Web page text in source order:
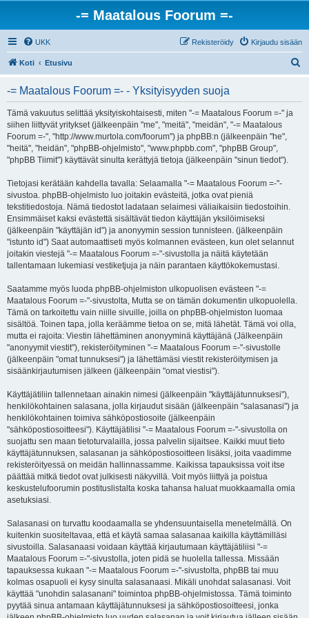
-= Maatalous Foorum =-
UKK Kirjaudu sisään
Rekisteröidy
Koti Etusivu
-= Maatalous Foorum =- - Yksityisyyden suoja
Tämä vakuutus selittää yksityiskohtaisesti, miten "-= Maatalous Foorum =-" ja
siihen liittyvät yritykset (jälkeenpäin "me", "meitä", "meidän", "-= Maatalous
Foorum =-", "http://www.murtola.com/foorum") ja phpBB:n (jälkeenpäin "he",
"heitä", "heidän", "phpBB-ohjelmisto", "www.phpbb.com", "phpBB Group",
"phpBB Tiimit") käyttävät sinulta kerättyjä tietoja (jälkeenpäin "sinun tiedot").
Tietojasi kerätään kahdella tavalla: Selaamalla "-= Maatalous Foorum =-"-
sivustoa. phpBB-ohjelmisto luo joitakin evästeitä, jotka ovat pieniä
tekstitiedostoja. Nämä tiedostot ladataan selaimesi väliaikaisiin tiedostoihin.
Ensimmäiset kaksi evästettä sisältävät tiedon käyttäjän yksilöimiseksi
(jälkeenpäin "käyttäjän id") ja anonyymin session tunnisteen. (jälkeenpäin
"istunto id") Saat automaattiseti myös kolmannen evästeen, kun olet selannut
joitakin viestejä "-= Maatalous Foorum =-"-sivustolla ja näitä käytetään
tallentamaan lukemiasi vestiketjuja ja näin parantaen käyttökokemustasi.
Saatamme myös luoda phpBB-ohjelmiston ulkopuolisen evästeen "-=
Maatalous Foorum =-"-sivustolta, Mutta se on tämän dokumentin ulkopuolella.
Tämä on tarkoitettu vain niille sivuille, joilla on phpBB-ohjelmiston luomaa
sisältöä. Toinen tapa, jolla keräämme tietoa on se, mitä lähetät. Tämä voi olla,
mutta ei rajoita: Viestin lähettäminen anonyyminä käyttäjänä (Jälkeenpäin
"anonyymit viestit"), rekisteröityminen "-= Maatalous Foorum =-"-sivustolle
(jälkeenpäin "omat tunnuksesi") ja lähettämäsi viestit rekisteröitymisen ja
sisäänkirjautumisen jälkeen (jälkeenpäin "omat viestisi").
Käyttäjätiliin tallennetaan ainakin nimesi (jälkeenpäin "käyttäjätunnuksesi"),
henkilökohtainen salasana, jolla kirjaudut sisään (jälkeenpäin "salasanasi") ja
henkilökohtainen toimiva sähköpostiosoite (jälkeenpäin
"sähköpostiosoitteesi"). Käyttäjätilisi "-= Maatalous Foorum =-"-sivustolla on
suojattu sen maan tietoturvalailla, jossa palvelin sijaitsee. Kaikki muut tieto
käyttäjätunnuksen, salasanan ja sähköpostiosoitteen lisäksi, joita vaadimme
rekisteröityessä on meidän hallinnassamme. Kaikissa tapauksissa voit itse
päättää mitkä tiedot ovat julkisesti näkyvillä. Voit myös liittyä ja poistua
keskustelufoorumin postituslistalta koska tahansa haluat muokkaamalla omia
asetuksiasi.
Salasanasi on turvattu koodaamalla se yhdensuuntaisella menetelmällä. On
kuitenkin suositeltavaa, että et käytä samaa salasanaa kaikilla käyttämilläsi
sivustoilla. Salasanaasi voidaan käyttää kirjautumaan käyttäjätiliisi "-=
Maatalous Foorum =-"-sivustolla, joten pidä se huolella tallessa. Missään
tapauksessa kukaan "-= Maatalous Foorum =-"-sivustolta, phpBB tai muu
kolmas osapuoli ei kysy sinulta salasanaasi. Mikäli unohdat salasanasi. Voit
käyttää "unohdin salasanani" toimintoa phpBB-ohjelmistossa. Tämä toiminto
pyytää sinua antamaan käyttäjätunnuksesi ja sähköpostiosoitteesi, jonka